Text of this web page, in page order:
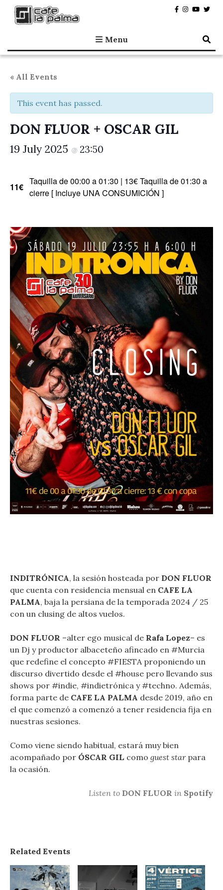
Café la Palma
Programming live music in Madrid since 1995.
Menu
« All Events
This event has passed.
DON FLUOR + OSCAR GIL
19 July 2025 @ 23:50
11€
Taquilla de 00:00 a 01:30 | 13€ Taquilla de 01:30 a
cierre [ Incluye UNA CONSUMICIÓN ]
INDITRÓNICA, la sesión hosteada por DON FLUOR
que cuenta con residencia mensual en CAFE LA
PALMA, baja la persiana de la temporada 2024 / 25
con un clusing de altos vuelos.
DON FLUOR –alter ego musical de Rafa Lopez– es
un Dj y productor albaceteño afincado en #Murcia
que redefine el concepto #FIESTA proponiendo un
discurso divertido desde el #house pero llevando sus
shows por #indie, #indietrónica y #techno. Además,
forma parte de CAFE LA PALMA desde 2019, año en
el que comenzó a comenzó a tener residencia fija en
nuestras sesiones.
Como viene siendo habitual, estará muy bien
acompañado por ÓSCAR GIL como guest star para
la ocasión.
Listen to DON FLUOR in Spotify
Related Events